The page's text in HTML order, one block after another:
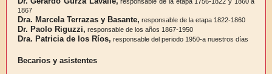
1867
Dra. Marcela Terrazas y Basante, responsable de la etapa 1822-1860
Dr. Paolo Riguzzi, responsable de los años 1867-1950
Dra. Patricia de los Ríos, responsable del periodo 1950-a nuestros días
Becarios y asistentes